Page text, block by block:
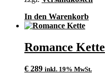
In den Warenkorb
Romance Kette
€ 289 inkl. 19% MwSt.